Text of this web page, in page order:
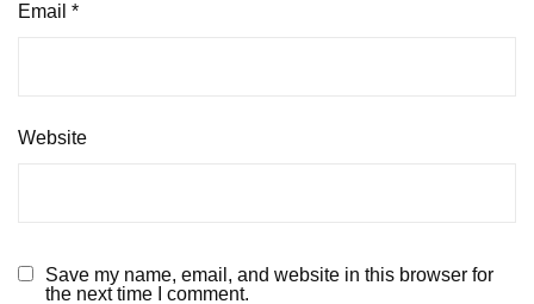
Email *
Website
Save my name, email, and website in this browser for
the next time I comment.